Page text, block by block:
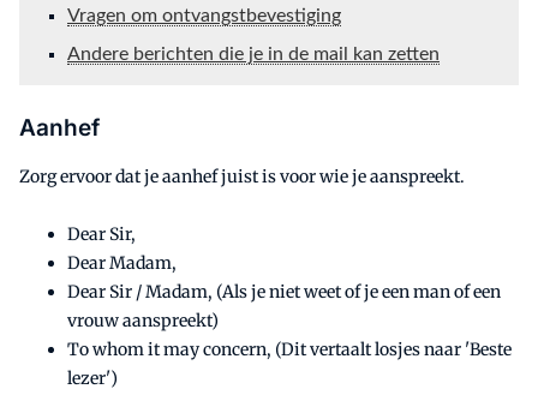
Vragen om ontvangstbevestiging
Andere berichten die je in de mail kan zetten
Aanhef
Zorg ervoor dat je aanhef juist is voor wie je aanspreekt.
Dear Sir,
Dear Madam,
Dear Sir / Madam, (Als je niet weet of je een man of een
vrouw aanspreekt)
To whom it may concern, (Dit vertaalt losjes naar 'Beste
lezer')